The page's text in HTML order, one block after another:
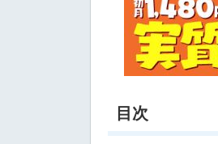
目次